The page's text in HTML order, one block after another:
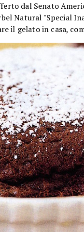
dal Senato
Natural "Special
il gelato in casa,